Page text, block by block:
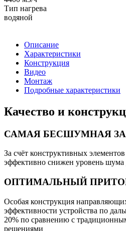
Тип нагрева
водяной
Описание
Характеристики
Конструкция
Видео
Монтаж
Подробные характеристики
Качество и
САМАЯ БЕСШУМНАЯ
За счёт конструктивных
эффективно снижен уровень шума
ОПТИМАЛЬНЫЙ
Особая конструкция
эффективности устройства по
20% по сравнению с
решениями